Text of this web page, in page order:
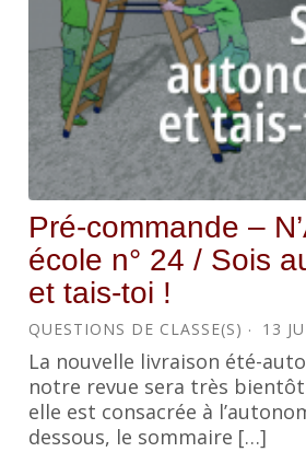
Pré-commande –
école n° 24 / Sois
et tais-toi !
QUESTIONS DE CLASSE(S) 13
La nouvelle livraison été-
notre revue sera très
elle est consacrée à
dessous, le sommaire […]